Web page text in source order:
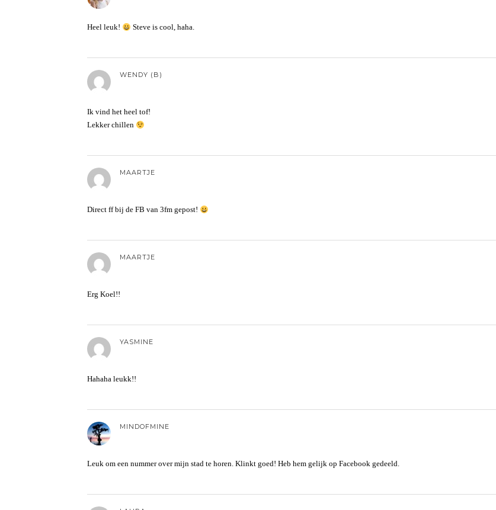
Heel leuk! Steve is cool, haha.
WENDY (B)
Ik vind het heel tof!
Lekker chillen
MAARTJE
Direct ff bij de FB van 3fm gepost!
MAARTJE
Erg Koel!!
YASMINE
Hahaha leukk!!
MINDOFMINE
Leuk om een nummer over mijn stad te horen. Klinkt goed! Heb hem gelijk op Facebook gedeeld.